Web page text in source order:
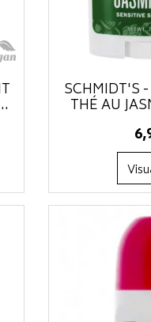
SCHMIDT'S
THÉ AU
6,